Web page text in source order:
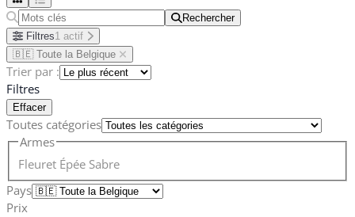
Rechercher
Rechercher
Filtres1 actif
🇧🇪 Toute la Belgique
Trier par :
Filtres
Effacer
Toutes catégories
Armes
Fleuret Épée Sabre
Pays
Prix